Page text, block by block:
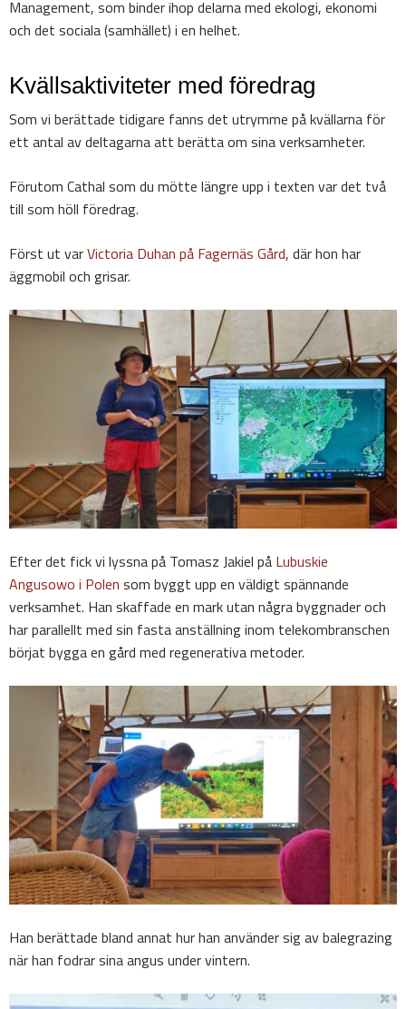
Management, som binder ihop delarna med ekologi, ekonomi
och det sociala (samhället) i en helhet.
Kvällsaktiviteter med föredrag
Som vi berättade tidigare fanns det utrymme på kvällarna för
ett antal av deltagarna att berätta om sina verksamheter.
Förutom Cathal som du mötte längre upp i texten var det två
till som höll föredrag.
Först ut varVictoria Duhan på Fagernäs Gård, där hon har
äggmobil och grisar.
Efter det fick vi lyssna på Tomasz Jakiel på Lubuskie
Angusowo i Polen som byggt upp en väldigt spännande
verksamhet. Han skaffade en mark utan några byggnader och
har parallellt med sin fasta anställning inom telekombranschen
börjat bygga en gård med regenerativa metoder.
Han berättade bland annat hur han använder sig av balegrazing
när han fodrar sina angus under vintern.